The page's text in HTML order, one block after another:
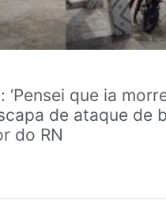
‘Pensei que ia
de ataque de
do RN